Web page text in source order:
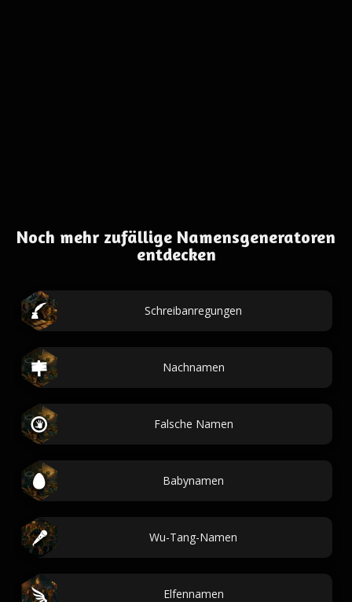
Noch mehr zufällige Namensgeneratoren
entdecken
Schreibanregungen
Nachnamen
Falsche Namen
Babynamen
Wu-Tang-Namen
Elfennamen